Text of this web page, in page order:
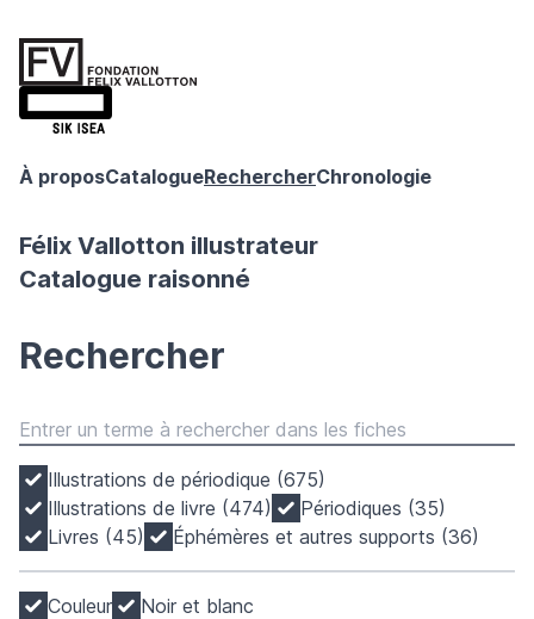
À proposCatalogueRechercherChronologie
Félix Vallotton illustrateur
Catalogue raisonné
Rechercher
Illustrations de périodique (675)
Illustrations de livre (474)
Périodiques (35)
Livres (45)
Éphémères et autres supports (36)
Couleur
Noir et blanc